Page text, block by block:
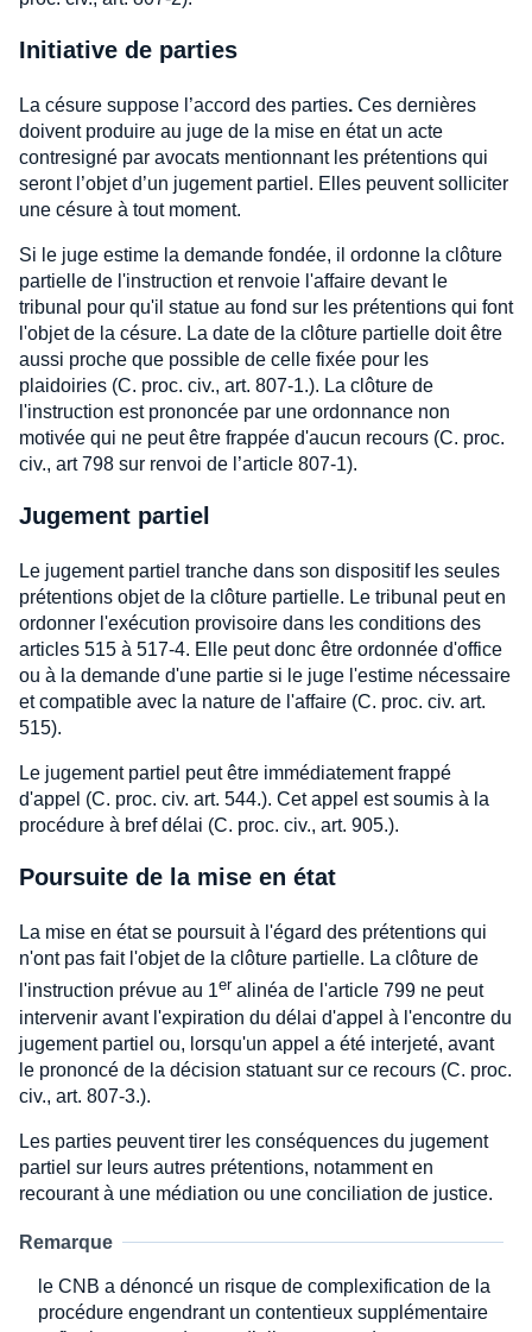
Initiative de parties
La césure suppose l’accord des parties. Ces dernières
doivent produire au juge de la mise en état un acte
contresigné par avocats mentionnant les prétentions qui
seront l’objet d’un jugement partiel. Elles peuvent solliciter
une césure à tout moment.
Si le juge estime la demande fondée, il ordonne la clôture
partielle de l'instruction et renvoie l'affaire devant le
tribunal pour qu'il statue au fond sur les prétentions qui font
l'objet de la césure. La date de la clôture partielle doit être
aussi proche que possible de celle fixée pour les
plaidoiries (C. proc. civ., art. 807-1.). La clôture de
l'instruction est prononcée par une ordonnance non
motivée qui ne peut être frappée d'aucun recours (C. proc.
civ., art 798 sur renvoi de l’article 807-1).
Jugement partiel
Le jugement partiel tranche dans son dispositif les seules
prétentions objet de la clôture partielle. Le tribunal peut en
ordonner l'exécution provisoire dans les conditions des
articles 515 à 517-4. Elle peut donc être ordonnée d'office
ou à la demande d'une partie si le juge l'estime nécessaire
et compatible avec la nature de l'affaire (C. proc. civ. art.
515).
Le jugement partiel peut être immédiatement frappé
d'appel (C. proc. civ. art. 544.). Cet appel est soumis à la
procédure à bref délai (C. proc. civ., art. 905.).
Poursuite de la mise en état
La mise en état se poursuit à l'égard des prétentions qui
n'ont pas fait l'objet de la clôture partielle. La clôture de
l'instruction prévue au 1er alinéa de l'article 799 ne peut
intervenir avant l'expiration du délai d'appel à l'encontre du
jugement partiel ou, lorsqu'un appel a été interjeté, avant
le prononcé de la décision statuant sur ce recours (C. proc.
civ., art. 807-3.).
Les parties peuvent tirer les conséquences du jugement
partiel sur leurs autres prétentions, notamment en
recourant à une médiation ou une conciliation de justice.
Remarque
le CNB a dénoncé un risque de complexification de la
procédure engendrant un contentieux supplémentaire